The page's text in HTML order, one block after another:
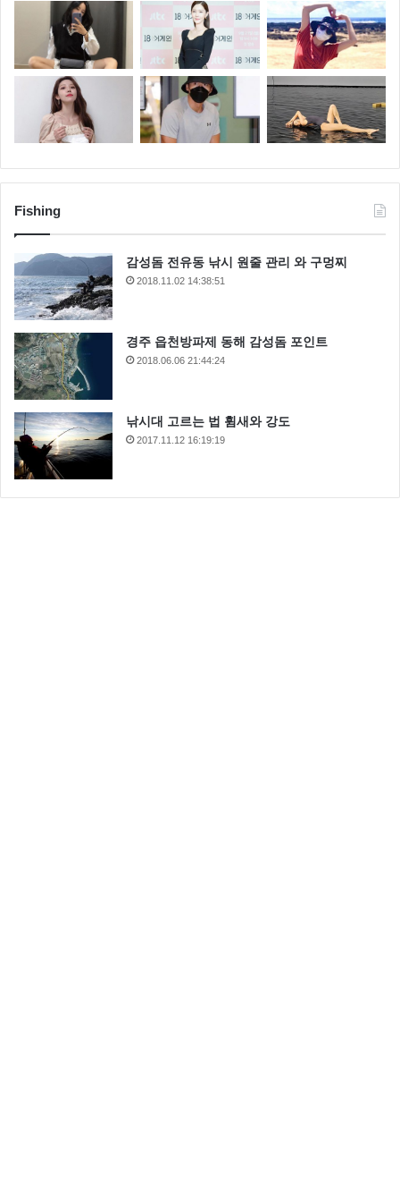
Fishing
감성돔 전유동 낚시 원줄 관리 와 구멍찌
2018.11.02 14:38:51
경주 읍천방파제 동해 감성돔 포인트
2018.06.06 21:44:24
낚시대 고르는 법 휨새와 강도
2017.11.12 16:19:19